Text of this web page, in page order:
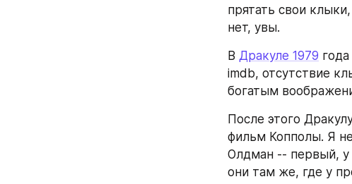
прятать свои
нет, увы.
В Дракуле 1979
imdb, отсутствие
богатым
После этого
фильм Копполы. Я
Олдман -- первый, у
они там же, где у